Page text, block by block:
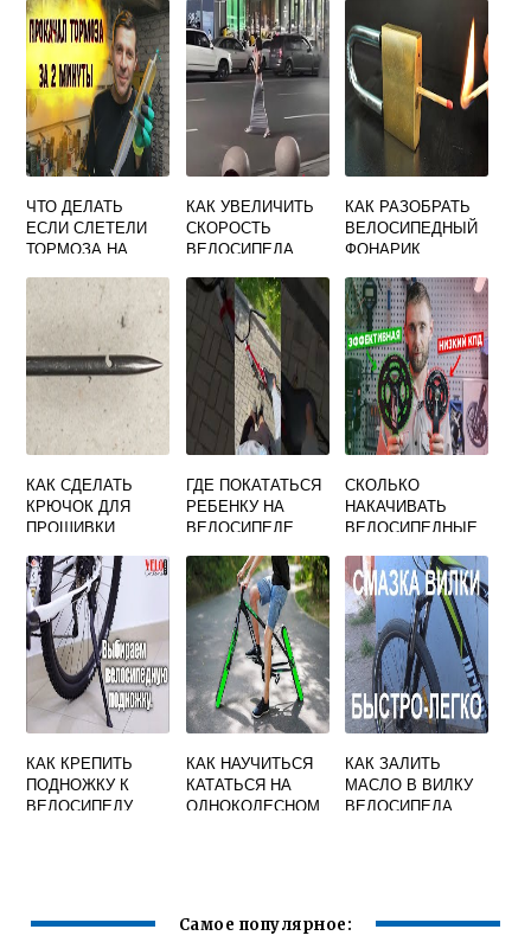
ЧТО ДЕЛАТЬ
ЕСЛИ СЛЕТЕЛИ
ТОРМОЗА НА
КАК УВЕЛИЧИТЬ
СКОРОСТЬ
ВЕЛОСИПЕДА
КАК РАЗОБРАТЬ
ВЕЛОСИПЕДНЫЙ
ФОНАРИК
КАК СДЕЛАТЬ
КРЮЧОК ДЛЯ
ПРОШИВКИ
ВЕЛОСИПЕДНОЙ
СПИЦЫ СВОИМИ
РУКАМИ
ГДЕ ПОКАТАТЬСЯ
РЕБЕНКУ НА
ВЕЛОСИПЕДЕ
СКОЛЬКО
НАКАЧИВАТЬ
ВЕЛОСИПЕДНЫЕ
КАК КРЕПИТЬ
ПОДНОЖКУ К
ВЕЛОСИПЕДУ
КАК НАУЧИТЬСЯ
КАТАТЬСЯ НА
ОДНОКОЛЕСНОМ
КАК ЗАЛИТЬ
МАСЛО В ВИЛКУ
ВЕЛОСИПЕДА
Самое популярное: